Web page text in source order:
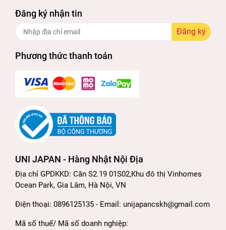
Đăng ký nhận tin
Đăng ký
Phương thức thanh toán
UNI JAPAN - Hàng Nhật Nội Địa
Địa chỉ GPDKKD: Căn S2.19 01S02,Khu đô thị Vinhomes
Ocean Park, Gia Lâm, Hà Nội, VN
Điện thoại: 0896125135 - Email: unijapancskh@gmail.com
Mã số thuế/ Mã số doanh nghiệp: